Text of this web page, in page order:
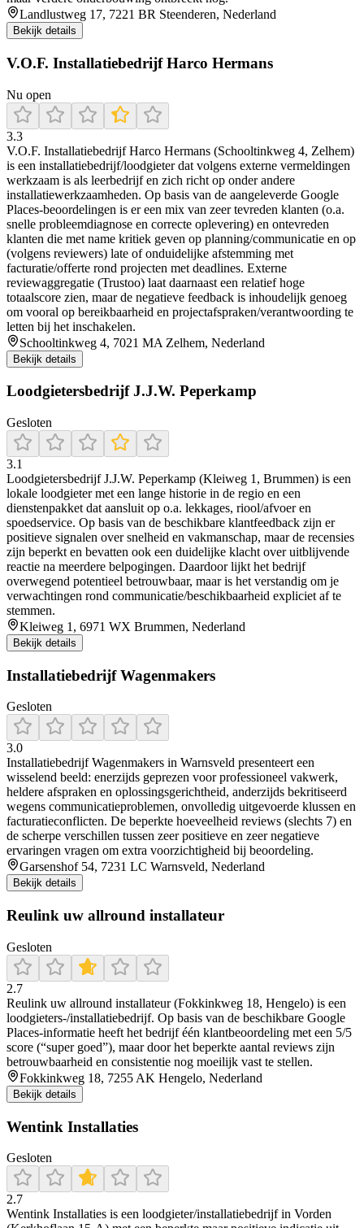
Landlustweg 17, 7221 BR Steenderen, Nederland
Bekijk details
V.O.F. Installatiebedrijf Harco Hermans
Nu open
3.3
V.O.F. Installatiebedrijf Harco Hermans (Schooltinkweg 4, Zelhem)
is een installatiebedrijf/loodgieter dat volgens externe vermeldingen
werkzaam is als leerbedrijf en zich richt op onder andere
installatiewerkzaamheden. Op basis van de aangeleverde Google
Places-beoordelingen is er een mix van zeer tevreden klanten (o.a.
snelle probleemdiagnose en correcte oplevering) en ontevreden
klanten die met name kritiek geven op planning/communicatie en op
(volgens reviewers) late of onduidelijke afstemming met
facturatie/offerte rond projecten met deadlines. Externe
reviewaggregatie (Trustoo) laat daarnaast een relatief hoge
totaalscore zien, maar de negatieve feedback is inhoudelijk genoeg
om vooral op bereikbaarheid en projectafspraken/verantwoording te
letten bij het inschakelen.
Schooltinkweg 4, 7021 MA Zelhem, Nederland
Bekijk details
Loodgietersbedrijf J.J.W. Peperkamp
Gesloten
3.1
Loodgietersbedrijf J.J.W. Peperkamp (Kleiweg 1, Brummen) is een
lokale loodgieter met een lange historie in de regio en een
dienstenpakket dat aansluit op o.a. lekkages, riool/afvoer en
spoedservice. Op basis van de beschikbare klantfeedback zijn er
positieve signalen over snelheid en vakmanschap, maar de recensies
zijn beperkt en bevatten ook een duidelijke klacht over uitblijvende
reactie na meerdere belpogingen. Daardoor lijkt het bedrijf
overwegend potentieel betrouwbaar, maar is het verstandig om je
verwachtingen rond communicatie/beschikbaarheid expliciet af te
stemmen.
Kleiweg 1, 6971 WX Brummen, Nederland
Bekijk details
Installatiebedrijf Wagenmakers
Gesloten
3.0
Installatiebedrijf Wagenmakers in Warnsveld presenteert een
wisselend beeld: enerzijds geprezen voor professioneel vakwerk,
heldere afspraken en oplossingsgerichtheid, anderzijds bekritiseerd
wegens communicatieproblemen, onvolledig uitgevoerde klussen en
facturatieconflicten. De beperkte hoeveelheid reviews (slechts 7) en
de scherpe verschillen tussen zeer positieve en zeer negatieve
ervaringen vragen om extra voorzichtigheid bij beoordeling.
Garsenshof 54, 7231 LC Warnsveld, Nederland
Bekijk details
Reulink uw allround installateur
Gesloten
2.7
Reulink uw allround installateur (Fokkinkweg 18, Hengelo) is een
loodgieters-/installatiebedrijf. Op basis van de beschikbare Google
Places-informatie heeft het bedrijf één klantbeoordeling met een 5/5
score (“super goed”), maar door het beperkte aantal reviews zijn
betrouwbaarheid en consistentie nog moeilijk vast te stellen.
Fokkinkweg 18, 7255 AK Hengelo, Nederland
Bekijk details
Wentink Installaties
Gesloten
2.7
Wentink Installaties is een loodgieter/installatiebedrijf in Vorden